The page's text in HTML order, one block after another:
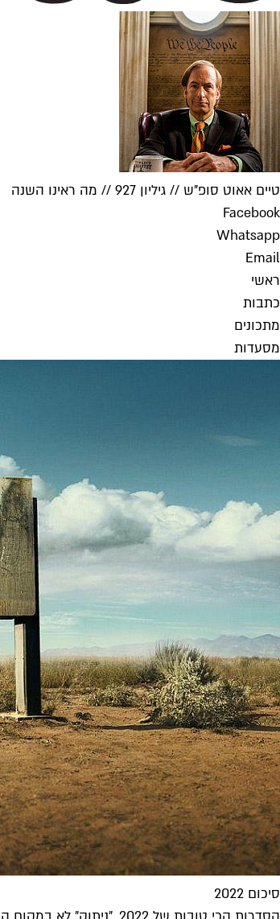
טיים אאוט סופ"ש // גיליון 927 // מה ראינו השנה
Facebook
Whatsapp
Email
ראשי
כתבות
מתכונים
מסעדות
סיכום 2022